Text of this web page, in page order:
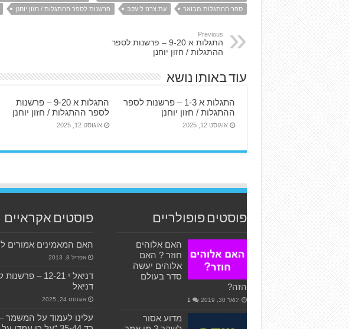
ספר ההתגלות מבואר
עת צרה ליעקב פרשנות לספר ההתגלות / חזון יוחנן
Previous
התגלות א 9-20 – פרשנות לספר
ההתגלות / חזון יוחנן
עוד באותו נושא
התגלות א 1-3 – פרשנות לספר
ההתגלות / חזון יוחנן
אוגוסט 12, 2025
התגלות א 9-20 – פרשנות
לספר ההתגלות / חזון יוחנן
אוגוסט 12, 2025
פוסטים פופולריים
האם אלוהים
חוזר ? האם
אלוהים יעשה
סדר בעולם
הזה?
ינואר 30, 2019 1
מדוע אסור
פוסטים אקראיים
האם המאמינים אמורים
אפריל 8, 2013
דניאל י 12-21 –
דניאל
אוגוסט 24, 2025
עלינו לעמוד על המשמר